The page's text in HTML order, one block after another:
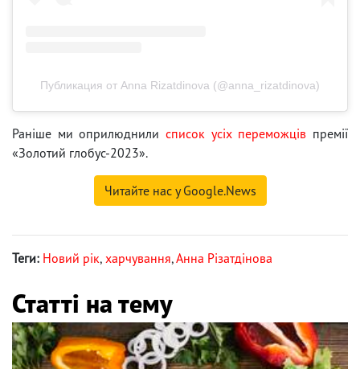
Публикация от Anna Rizatdinova (@anna_rizatdinova)
Раніше ми оприлюднили список усіх переможців премії
«Золотий глобус-2023».
Читайте нас у Google.News
Теги: Новий рік, харчування,Анна Різатдінова
Статті на тему